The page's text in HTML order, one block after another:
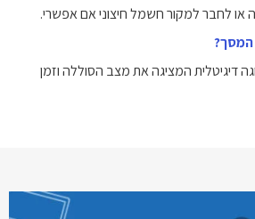
או לחבר למקור חשמל חיצוני אם אפשרי.
המסך?
דיגיטלית המציגה את מצב הסוללה וזמן